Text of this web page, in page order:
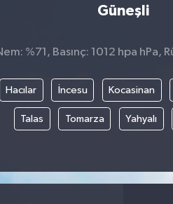
Güneşli
%71, Basınç: 1012 hpa hPa,
Hacılar İncesu Kocasinan
Talas Tomarza Yahyalı